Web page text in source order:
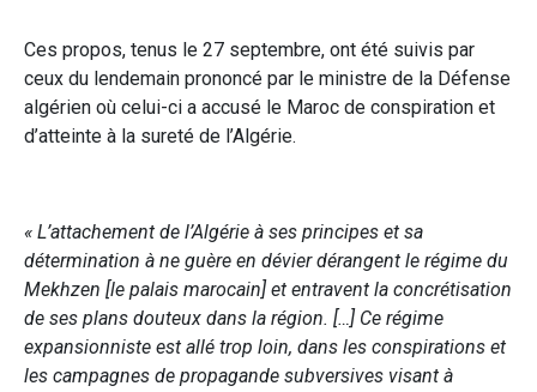
Ces propos, tenus le 27 septembre, ont été suivis par
ceux du lendemain prononcé par le ministre de la Défense
algérien où celui-ci a accusé le Maroc de conspiration et
d’atteinte à la sureté de l’Algérie.
« L’attachement de l’Algérie à ses principes et sa
détermination à ne guère en dévier dérangent le régime du
Mekhzen [le palais marocain] et entravent la concrétisation
de ses plans douteux dans la région. […] Ce régime
expansionniste est allé trop loin, dans les conspirations et
les campagnes de propagande subversives visant à